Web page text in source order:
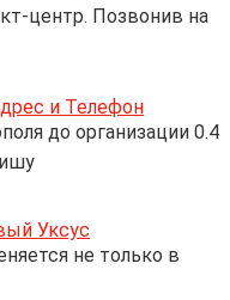
центр. Позвонив на
и Телефон
до организации 0.4
Уксус
не только в